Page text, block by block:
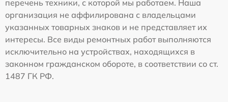
перечень техники, с которой мы работаем. Наша
организация не аффилирована с владельцами
указанных товарных знаков и не представляет их
интересы. Все виды ремонтных работ выполняются
исключительно на устройствах, находящихся в
законном гражданском обороте, в соответствии со ст.
1487 ГК РФ.